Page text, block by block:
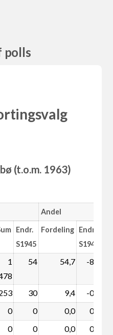
polls
(t.o.m. 1963)
Andel
Endr.
S1945
Fordeling Endr.
S1945
1
54 54,7 -8,2
30 9,4 -0,5
0 0 0,0 0,0
0 0 0,0 0,0